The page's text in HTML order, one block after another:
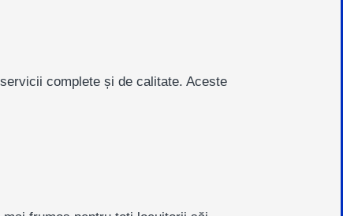
complete și de calitate. Aceste